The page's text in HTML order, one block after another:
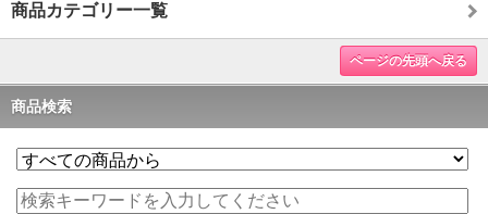
商品カテゴリー一覧
ページの先頭へ戻る
商品検索